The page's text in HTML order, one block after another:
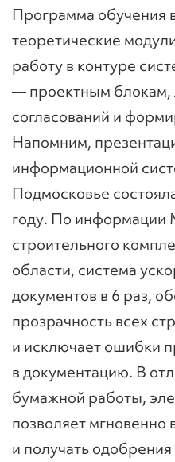
Программа обучения
теоретические
работу в контуре
— проектным блокам,
согласований и
Напомним,
информационной
Подмосковье
году. По информации
строительного
области, система
документов в 6 раз,
прозрачность всех
и исключает ошибки
в документацию. В
бумажной работы,
позволяет мгновенно
и получать одобрения